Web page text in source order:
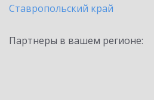
Ставропольский край
Партнеры в вашем регионе: